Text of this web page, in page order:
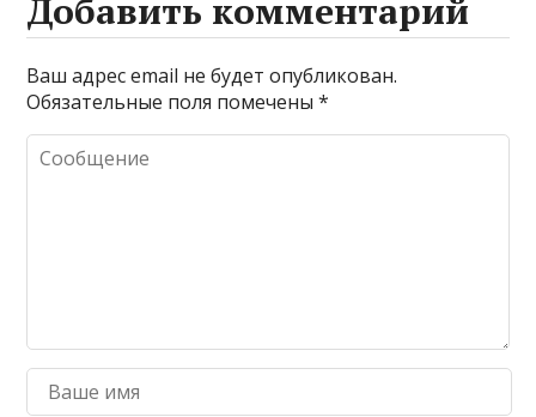
Добавить комментарий
Ваш адрес email не будет опубликован.
Обязательные поля помечены*